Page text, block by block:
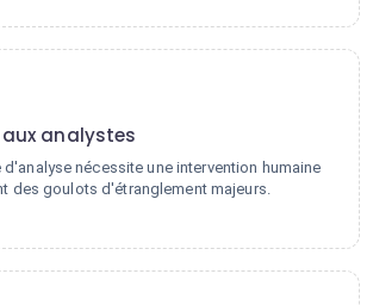
analystes
d'analyse nécessite une intervention humaine
des goulots d'étranglement majeurs.